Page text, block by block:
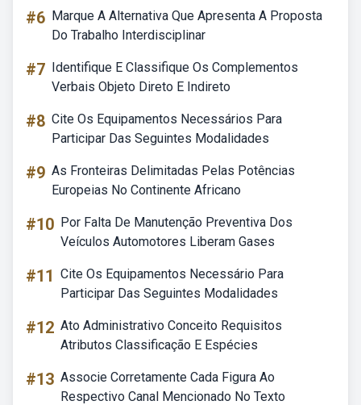
#6 Marque A Alternativa Que Apresenta A Proposta
Do Trabalho Interdisciplinar
#7 Identifique E Classifique Os Complementos
Verbais Objeto Direto E Indireto
#8 Cite Os Equipamentos Necessários Para
Participar Das Seguintes Modalidades
#9 As Fronteiras Delimitadas Pelas Potências
Europeias No Continente Africano
#10 Por Falta De Manutenção Preventiva Dos
Veículos Automotores Liberam Gases
#11 Cite Os Equipamentos Necessário Para
Participar Das Seguintes Modalidades
#12 Ato Administrativo Conceito Requisitos
Atributos Classificação E Espécies
#13 Associe Corretamente Cada Figura Ao
Respectivo Canal Mencionado No Texto